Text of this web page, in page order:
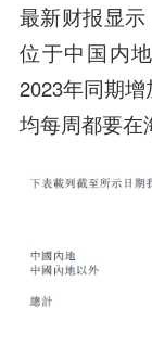
最新财报显示
位于中国内
2023年同期
均每周都要在